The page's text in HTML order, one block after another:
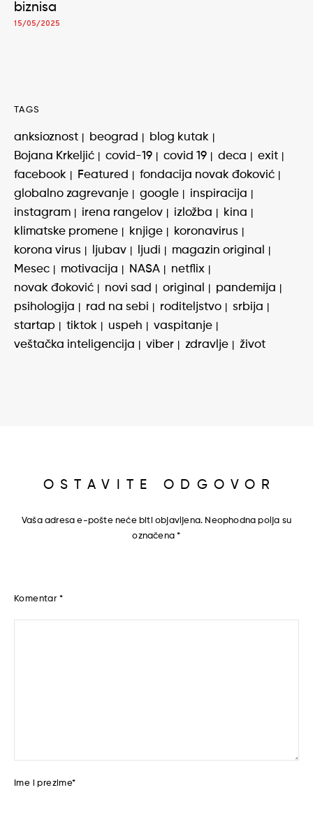
biznisa
15/05/2025
TAGS
anksioznost beograd
blog kutak
Bojana Krkeljić
covid-19 covid 19 deca
exit
facebook
Featured
fondacija novak đoković
globalno zagrevanje
google
inspiracija
instagram
irena rangelov izložba
kina
klimatske promene
knjige
koronavirus
korona virus
ljubav ljudi
magazin original
Mesec
motivacija NASA
netflix
novak đoković
novi sad original
pandemija
psihologija
rad na sebi roditeljstvo
srbija
startap
tiktok uspeh
vaspitanje
veštačka inteligencija
viber zdravlje život
OSTAVITE ODGOVOR
Vaša adresa e-pošte neće biti objavljena. Neophodna polja su
označena*
Komentar *
Ime i prezime*